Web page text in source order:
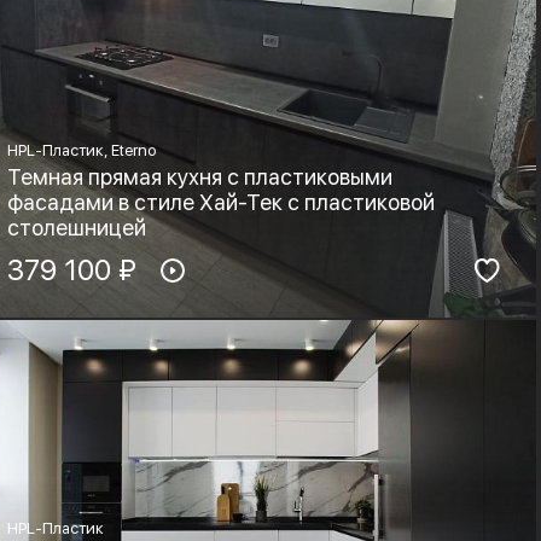
HPL-Пластик, Eterno
Темная прямая кухня с пластиковыми
фасадами в стиле Хай-Тек с пластиковой
столешницей
Материал фасадов:
HPL-Пластик, Eterno
Материал столешницы:
HPL+основа
Фурнитура:
Хай-тек, Минимализм
379 100 ₽
HPL-Пластик